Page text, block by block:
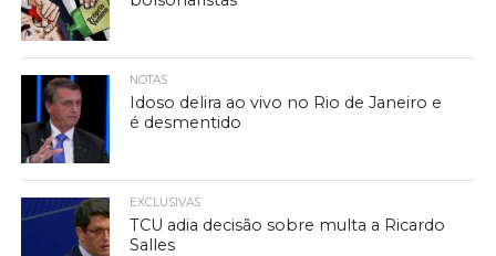
NOTAS
Idoso delira ao vivo no Rio de Janeiro e
é desmentido
EXCLUSIVAS
TCU adia decisão sobre multa a Ricardo
Salles